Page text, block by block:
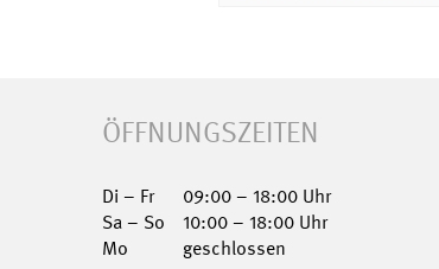
ÖFFNUNGSZEITEN
Di – Fr
09:00 – 18:00 Uhr
Sa – So
10:00 – 18:00 Uhr
Mo
geschlossen